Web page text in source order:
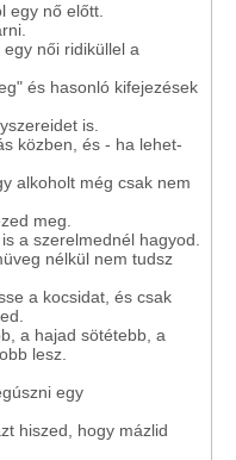
egy nő előtt.
női ridiküllel a
és hasonló kifejezések
is.
közben, és - ha lehet-
alkoholt még csak nem
meg.
a szerelmednél hagyod.
nélkül nem tudsz
a kocsidat, és csak
a hajad sötétebb, a
lesz.
egy
hiszed, hogy mázlid